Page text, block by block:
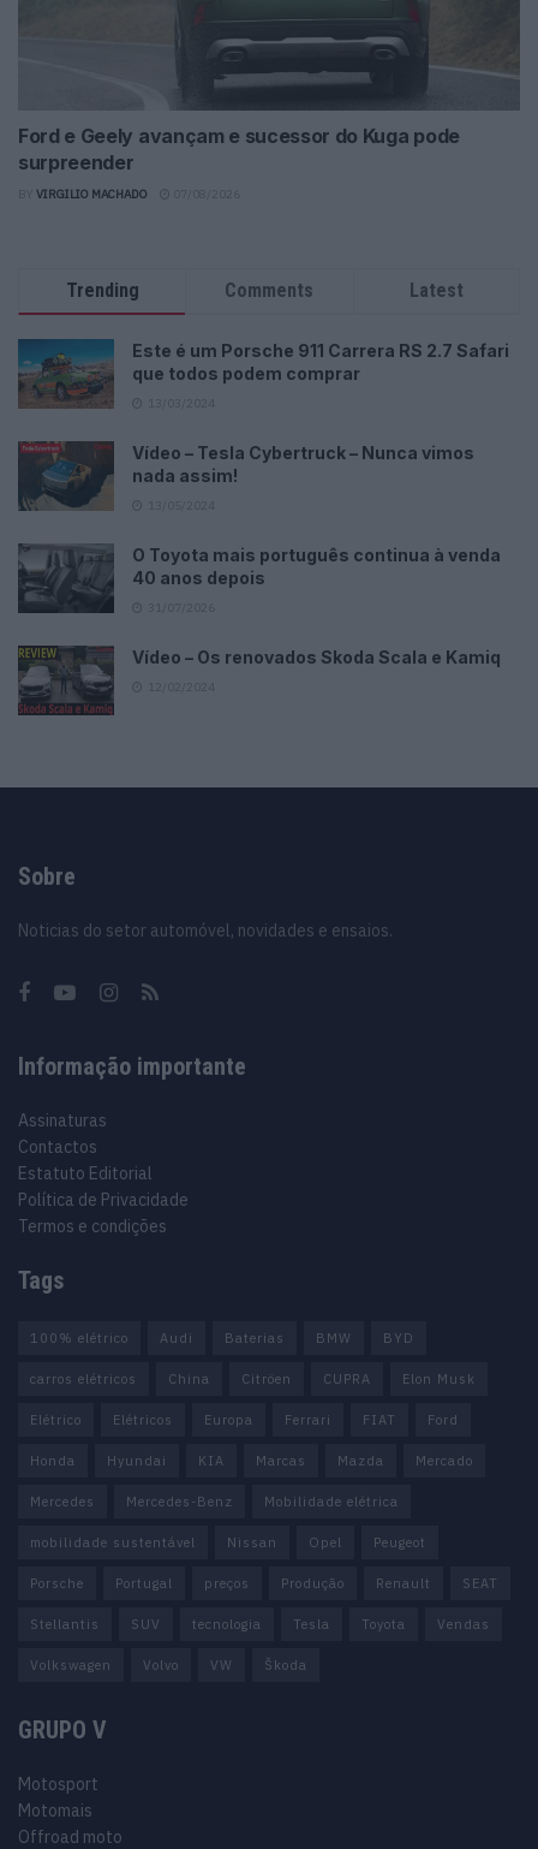
Ford e Geely avançam e sucessor do Kuga pode
surpreender
VIRGILIO MACHADO
Trending Comments Latest
Este é um Porsche 911 Carrera RS 2.7 Safari
que todos podem comprar
Vídeo – Tesla Cybertruck – Nunca vimos
nada assim!
O Toyota mais português continua à venda
40 anos depois
Vídeo – Os renovados Skoda Scala e Kamiq
Sobre
Noticias do setor automóvel, novidades e ensaios.
Informação importante
Assinaturas
Contactos
Estatuto Editorial
Política de Privacidade
Termos e condições
Tags
100% elétrico Audi Baterias BMW BYD
carros elétricos China Citröen CUPRA Elon Musk
Elétrico Elétricos Europa Ferrari FIAT Ford
Honda Hyundai KIA Marcas Mazda Mercado
Mercedes Mercedes-Benz Mobilidade elétrica
mobilidade sustentável Nissan Opel Peugeot
Porsche Portugal preços Produção Renault SEAT
Stellantis SUV tecnologia Tesla Toyota Vendas
Volkswagen Volvo VW Škoda
GRUPO V
Motosport
Motomais
Offroad moto